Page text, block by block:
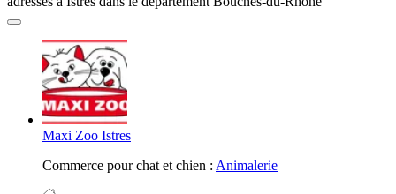
Maxi Zoo Istres
Commerce pour chat et chien : Animalerie